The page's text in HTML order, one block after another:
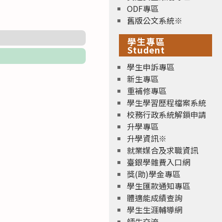
ODF專區
舊版公文系統※
學生專區
Student
學生申訴專區
新生專區
重補修專區
學生學習歷程檔案系統
校務行政系統解鎖申請
升學專區
升學資訊※
就業媒合及求職資訊
臺銀學雜費入口網
獎(助)學金專區
學生匯款通知專區
體適能成績查詢
學生生涯輔導網